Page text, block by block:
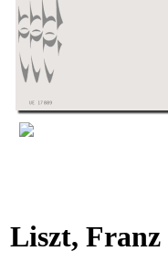
Liszt, Franz